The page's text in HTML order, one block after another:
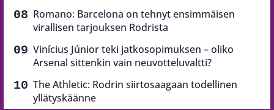
Romano: Barcelona on tehnyt ensimmäisen
virallisen tarjouksen Rodrista
Vinícius Júnior teki jatkosopimuksen – oliko
Arsenal sittenkin vain neuvotteluvaltti?
The Athletic: Rodrin siirtosaagaan todellinen
yllätyskäänne